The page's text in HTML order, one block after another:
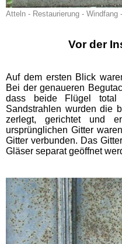
Atteln - Restaurierung - Windfang
Vor der
Auf dem ersten Blick
Bei der genaueren
dass beide Flügel total
Sandstrahlen wurden die
zerlegt, gerichtet und
ursprünglichen Gitter
Gitter verbunden. Das
Gläser separat geöffnet